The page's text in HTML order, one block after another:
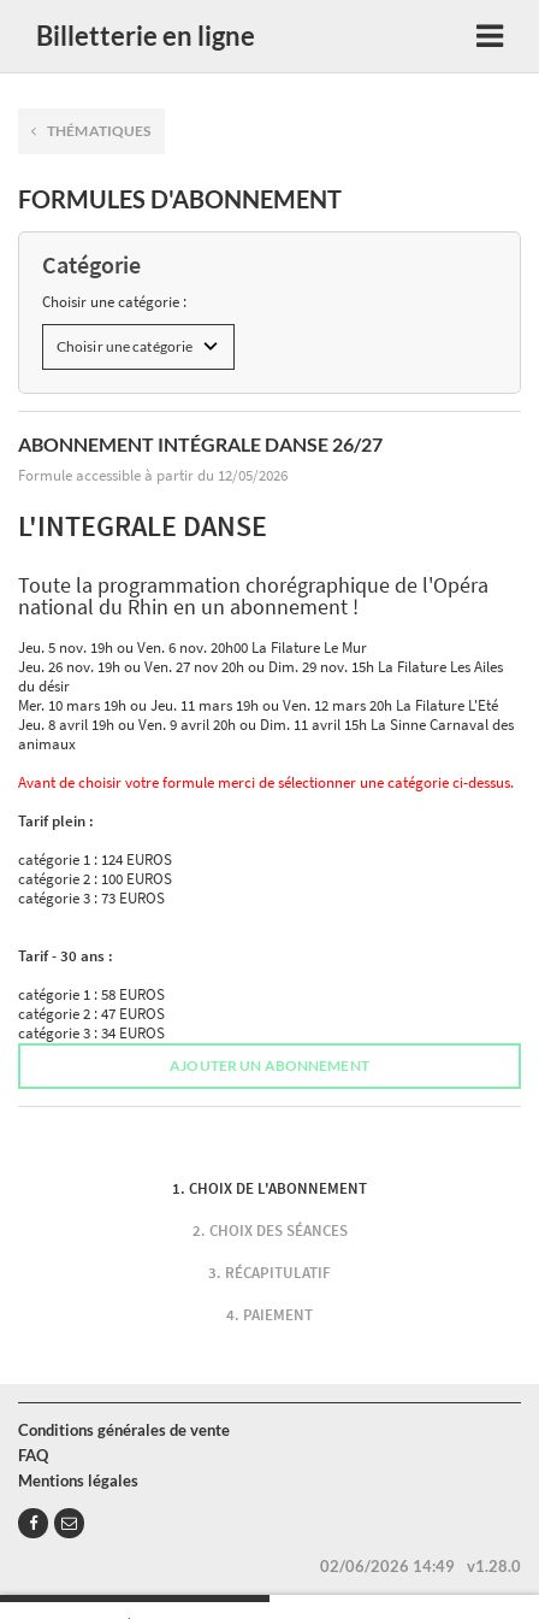
Billetterie en ligne
THÉMATIQUES
FORMULES D'ABONNEMENT
Catégorie
Choisir une catégorie :
ABONNEMENT INTÉGRALE DANSE 26/27
Formule accessible à partir du 12/05/2026
L'INTEGRALE DANSE
Toute la programmation chorégraphique de l'Opéra
national du Rhin en un abonnement !
Jeu. 5 nov. 19h ou Ven. 6 nov. 20h00 La Filature Le Mur
Jeu. 26 nov. 19h ou Ven. 27 nov 20h ou Dim. 29 nov. 15h La Filature Les Ailes
du désir
Mer. 10 mars 19h ou Jeu. 11 mars 19h ou Ven. 12 mars 20h La Filature L'Eté
Jeu. 8 avril 19h ou Ven. 9 avril 20h ou Dim. 11 avril 15h La Sinne Carnaval des
animaux
Avant de choisir votre formule merci de sélectionner une catégorie ci-dessus.
Tarif plein :
catégorie 1 : 124 EUROS
catégorie 2 : 100 EUROS
catégorie 3 : 73 EUROS
Tarif - 30 ans :
catégorie 1 : 58 EUROS
catégorie 2 : 47 EUROS
catégorie 3 : 34 EUROS
AJOUTER UN ABONNEMENT
CHOIX DE L'ABONNEMENT
CHOIX DES SÉANCES
RÉCAPITULATIF
PAIEMENT
Conditions générales de vente
FAQ
Mentions légales
02/06/2026 14:49 v1.28.0